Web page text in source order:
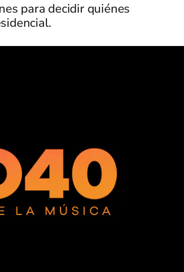
para decidir quiénes